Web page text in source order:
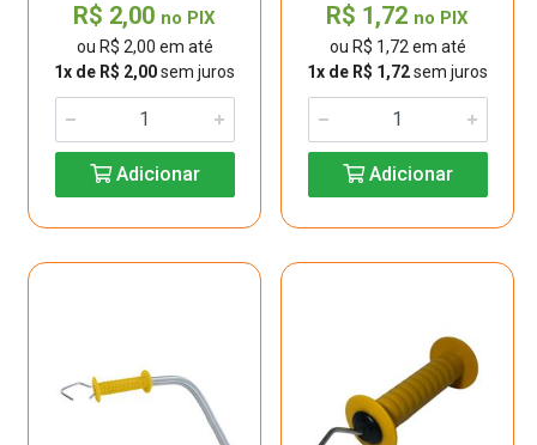
R$ 2,00 no PIX
ou R$ 2,00 em até
1x de R$ 2,00sem juros
Adicionar
R$ 1,72 no PIX
ou R$ 1,72 em até
1x de R$ 1,72sem juros
Adicionar